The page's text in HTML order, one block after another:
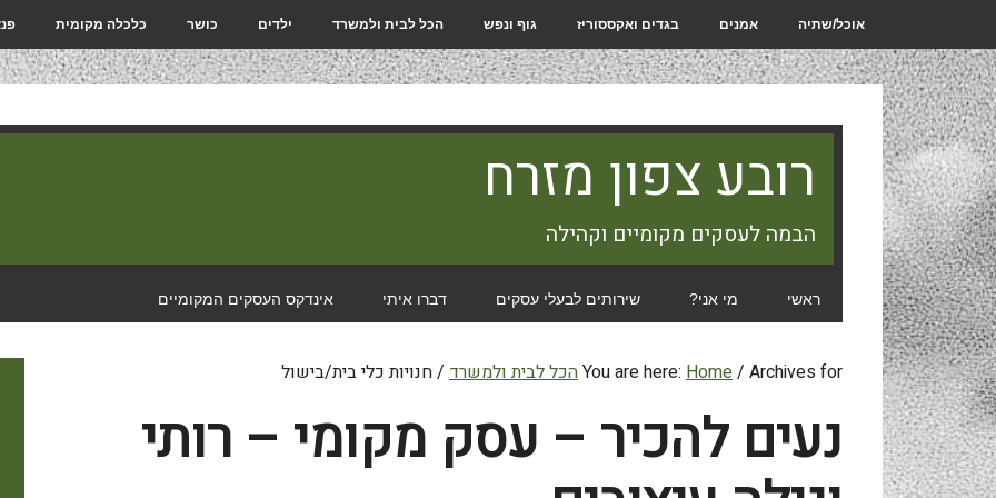
אוכל/שתיה אמנים בגדים ואקססוריז גוף ונפש הכל לבית ולמשרד ילדים כושר כלכלה מקומית
רובע צפון מזרח
הבמה לעסקים מקומיים וקהילה
ראשי מי אני? שירותים לבעלי עסקים דברו איתי אינדקס העסקים המקומיים
You are here: Home/ Archives for הכל לבית ולמשרד /חנויות כלי בית/בישול
נעים להכיר – עסק מקומי – רותי